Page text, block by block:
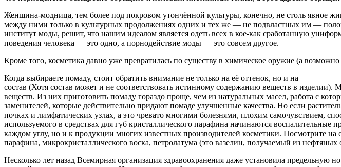
Женщина-модница, тем более под покровом утончённой культуры, конечно, не столь явное
между ними только в культурных продолжениях одних и тех же — не подвластных им —
институт моды, решит, что нашим идеалом является одеть всех в кое-как сработанную
поведения человека — это одно, а порнодействие моды — это совсем другое.
Кроме того, косметика давно уже превратилась по существу в химическое оружие (а
Когда выбираете помаду, стоит обратить внимание не только на её оттенок, но и на
состав (Хотя состав может и не соответствовать истинному содержанию веществ в
веществ. Из них приготовить помаду гораздо проще, чем из натуральных масел, работа с
заменителей, которые действительно придают помаде улучшенные качества. Но если
почках и лимфатических узлах, а это чревато многими болезнями, плохим самочувствием,
используемого в средствах для губ кристаллического парафина начинаются
каждом углу, но и к продукции многих известных производителей косметики. Посмотрите
парафина, микрокристаллического воска, петролатума (это вазелин, получаемый из
Несколько лет назад Всемирная организация здравоохранения даже установила